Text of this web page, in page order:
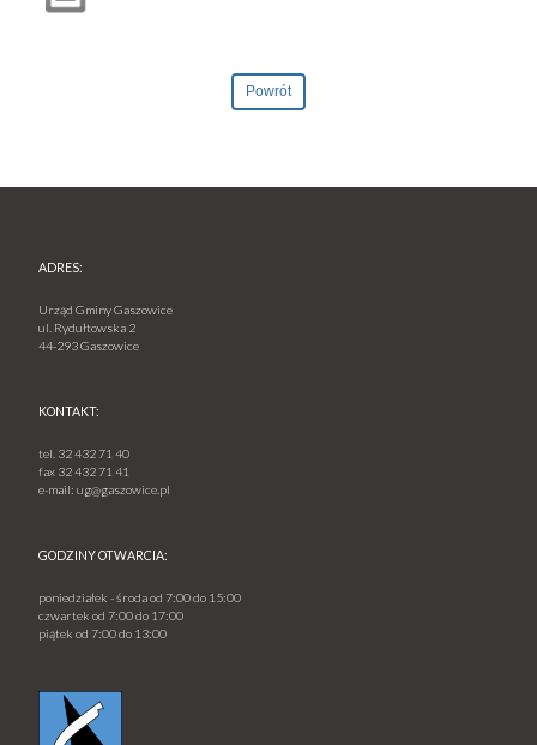
Powrót
ADRES:
Urząd Gminy Gaszowice
ul. Rydułtowska 2
44-293 Gaszowice
KONTAKT:
tel. 32 432 71 40
fax 32 432 71 41
e-mail:ug@gaszowice.pl
GODZINY OTWARCIA:
poniedziałek - środa od 7:00 do 15:00
czwartek od 7:00 do 17:00
piątek od 7:00 do 13:00